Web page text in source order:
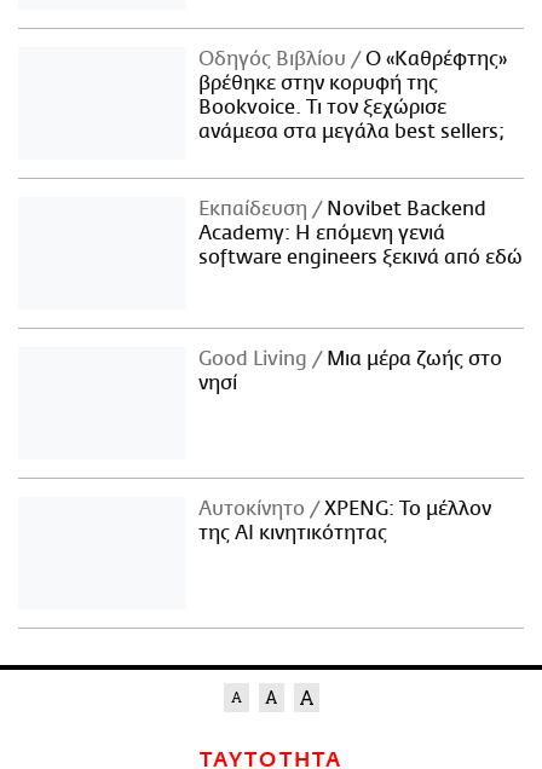
Οδηγός Βιβλίου
Ο «Καθρέφτης»
βρέθηκε στην κορυφή της
Bookvoice. Τι τον ξεχώρισε
ανάμεσα στα μεγάλα best sellers;
Εκπαίδευση
Novibet Backend
Academy: Η επόμενη γενιά
software engineers ξεκινά από εδώ
Good Living
Μια μέρα ζωής στο
νησί
Αυτοκίνητο
XPENG: Το μέλλον
της AI κινητικότητας
ΤΑΥΤΟΤΗΤΑ